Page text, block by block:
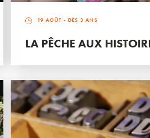
19 AOÛT - DÈS 3 ANS
LA PÊCHE AUX